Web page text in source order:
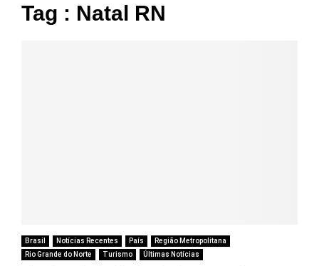
Tag : Natal RN
Brasil Notícias Recentes País
Região Metropolitana
Rio Grande do Norte
Turismo Últimas Notícias